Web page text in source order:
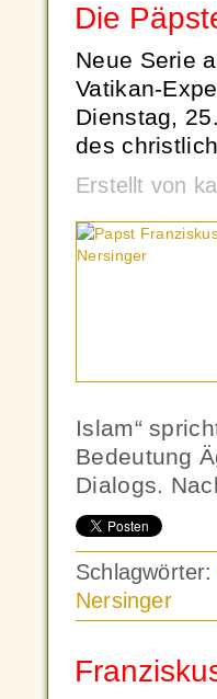
Die
Neue Serie
Vatikan-
Dienstag,
des
Erstellt von
Islam“
Bedeutung
Dialogs.
Schlagwörter:
Nersinger